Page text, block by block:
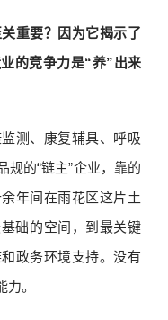
重要？因为它揭示了
的竞争力是“养”出来
测、康复辅具、呼吸
规的“链主”企业，靠的
年间在雨花区这片土
础的空间，到最关键
政务环境支持。没有
。